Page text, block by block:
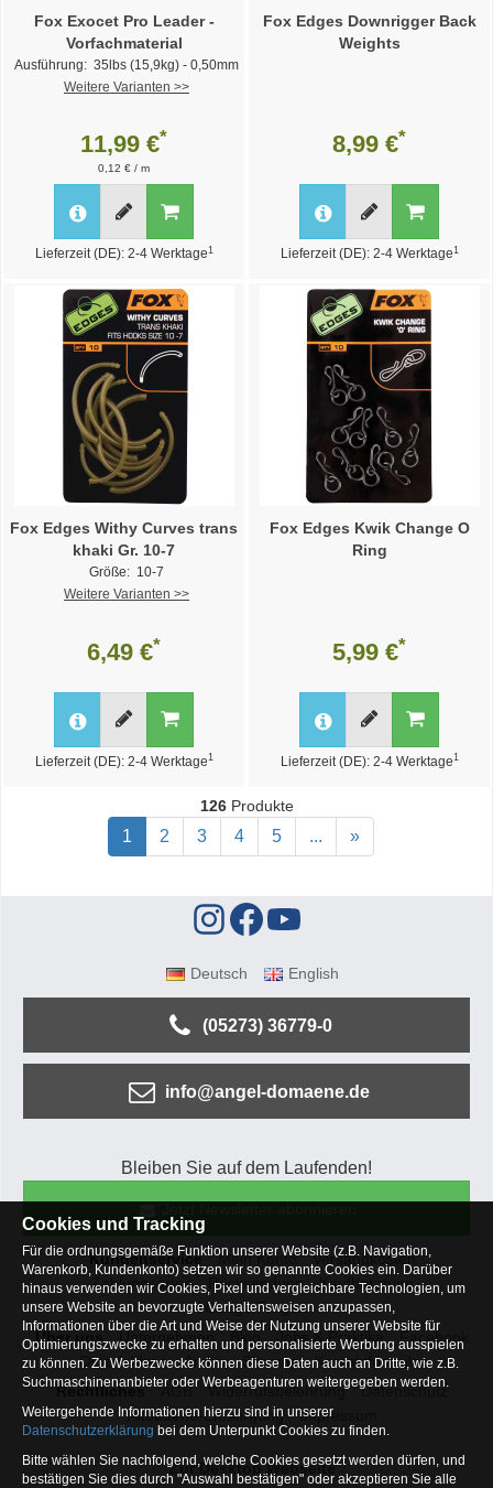
Fox Exocet Pro Leader -
Vorfachmaterial
Ausführung: 35lbs (15,9kg) - 0,50mm
Weitere Varianten >>
11,99 €*
0,12 € / m
Lieferzeit (DE): 2-4 Werktage 1
Fox Edges Downrigger Back
Weights
8,99 €*
Lieferzeit (DE): 2-4 Werktage 1
Fox Edges Withy Curves trans
khaki Gr. 10-7
Größe: 10-7
Weitere Varianten >>
6,49 €*
Lieferzeit (DE): 2-4 Werktage1
Fox Edges Kwik Change O
Ring
5,99 €*
Lieferzeit (DE): 2-4 Werktage1
126Produkte
1 2 3 4 5 ... »
Deutsch English
(05273) 36779-0
info@angel-domaene.de
Bleiben Sie auf dem Laufenden!
Kundenservice Mein Konto
Versandkosten
Zahlungsarten
Rücksendung
Kaufberatung
Häufige Fragen
Über uns
Unternehmen Blog Jobs & Praktika
Facebook
Osterfeldsee
Archiv Sitemap
Kontaktformular
Rechtliches
AGB Widerrufsbelehrung
Datenschutz
Altbatterie-Entsorgung
Impressum
Zur Desktop Webseite
Cookies und Tracking
Für die ordnungsgemäße Funktion unserer Website (z.B. Navigation,
Warenkorb, Kundenkonto) setzen wir so genannte Cookies ein. Darüber
hinaus verwenden wir Cookies, Pixel und vergleichbare Technologien, um
unsere Website an bevorzugte Verhaltensweisen anzupassen,
Informationen über die Art und Weise der Nutzung unserer Website für
Optimierungszwecke zu erhalten und personalisierte Werbung ausspielen
zu können. Zu Werbezwecke können diese Daten auch an Dritte, wie z.B.
Suchmaschinenanbieter oder Werbeagenturen weitergegeben werden.
Weitergehende Informationen hierzu sind in unserer
Datenschutzerklärung bei dem Unterpunkt Cookies zu finden.
Bitte wählen Sie nachfolgend, welche Cookies gesetzt werden dürfen, und
bestätigen Sie dies durch "Auswahl bestätigen" oder akzeptieren Sie alle